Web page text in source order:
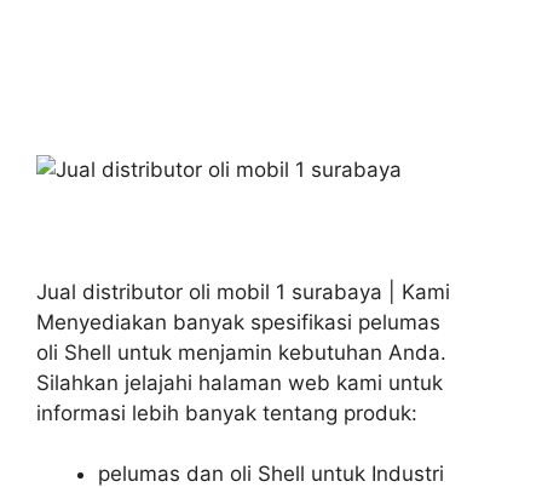
Jual distributor oli mobil 1 surabaya | Kami
Menyediakan banyak spesifikasi pelumas
oli Shell untuk menjamin kebutuhan Anda.
Silahkan jelajahi halaman web kami untuk
informasi lebih banyak tentang produk:
pelumas dan oli Shell untuk Industri